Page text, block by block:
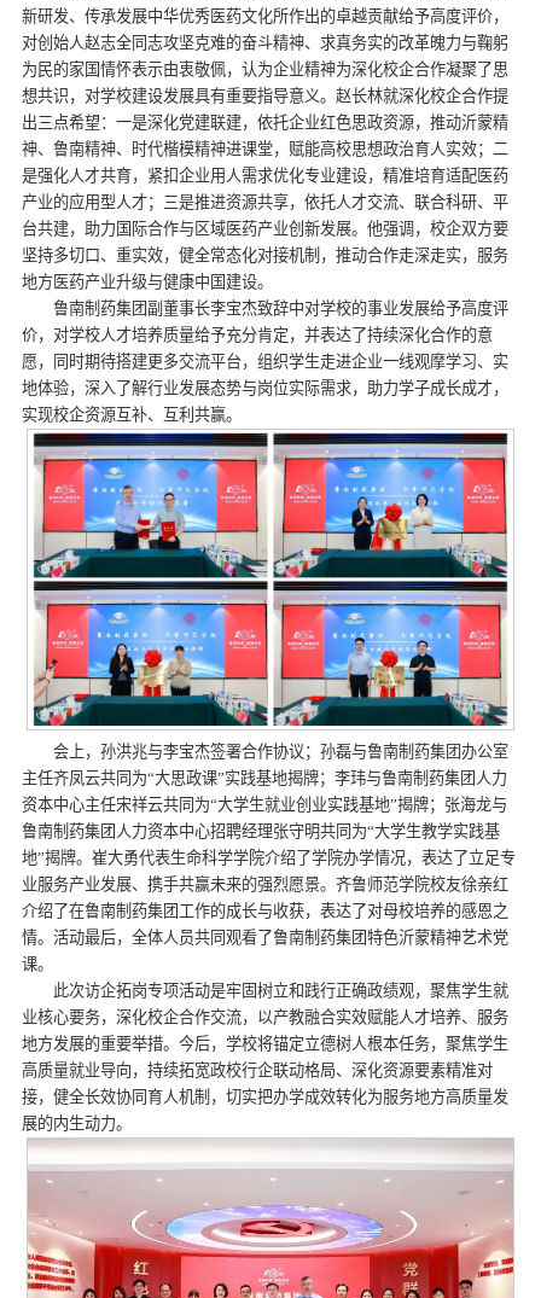
新研发、传承发展中华优秀医药文化所作出的卓越贡献给予高度评价，
对创始人赵志全同志攻坚克难的奋斗精神、求真务实的改革魄力与鞠躬
为民的家国情怀表示由衷敬佩，认为企业精神为深化校企合作凝聚了思
想共识，对学校建设发展具有重要指导意义。赵长林就深化校企合作提
出三点希望：一是深化党建联建，依托企业红色思政资源，推动沂蒙精
神、鲁南精神、时代楷模精神进课堂，赋能高校思想政治育人实效；二
是强化人才共育，紧扣企业用人需求优化专业建设，精准培育适配医药
产业的应用型人才；三是推进资源共享，依托人才交流、联合科研、平
台共建，助力国际合作与区域医药产业创新发展。他强调，校企双方要
坚持多切口、重实效，健全常态化对接机制，推动合作走深走实，服务
地方医药产业升级与健康中国建设。
鲁南制药集团副董事长李宝杰致辞中对学校的事业发展给予高度评
价，对学校人才培养质量给予充分肯定，并表达了持续深化合作的意
愿，同时期待搭建更多交流平台，组织学生走进企业一线观摩学习、实
地体验，深入了解行业发展态势与岗位实际需求，助力学子成长成才，
实现校企资源互补、互利共赢。
会上，孙洪兆与李宝杰签署合作协议；孙磊与鲁南制药集团办公室
主任齐凤云共同为“大思政课”实践基地揭牌；李玮与鲁南制药集团人力
资本中心主任宋祥云共同为“大学生就业创业实践基地”揭牌；张海龙与
鲁南制药集团人力资本中心招聘经理张守明共同为“大学生教学实践基
地”揭牌。崔大勇代表生命科学学院介绍了学院办学情况，表达了立足专
业服务产业发展、携手共赢未来的强烈愿景。齐鲁师范学院校友徐亲红
介绍了在鲁南制药集团工作的成长与收获，表达了对母校培养的感恩之
情。活动最后，全体人员共同观看了鲁南制药集团特色沂蒙精神艺术党
课。
此次访企拓岗专项活动是牢固树立和践行正确政绩观，聚焦学生就
业核心要务，深化校企合作交流，以产教融合实效赋能人才培养、服务
地方发展的重要举措。今后，学校将锚定立德树人根本任务，聚焦学生
高质量就业导向，持续拓宽政校行企联动格局、深化资源要素精准对
接，健全长效协同育人机制，切实把办学成效转化为服务地方高质量发
展的内生动力。